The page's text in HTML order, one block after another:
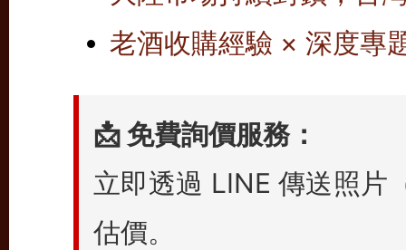
老酒收購經驗 × 深度專
📩 免費詢價服務：
立即透過 LINE 傳送照片
估價。